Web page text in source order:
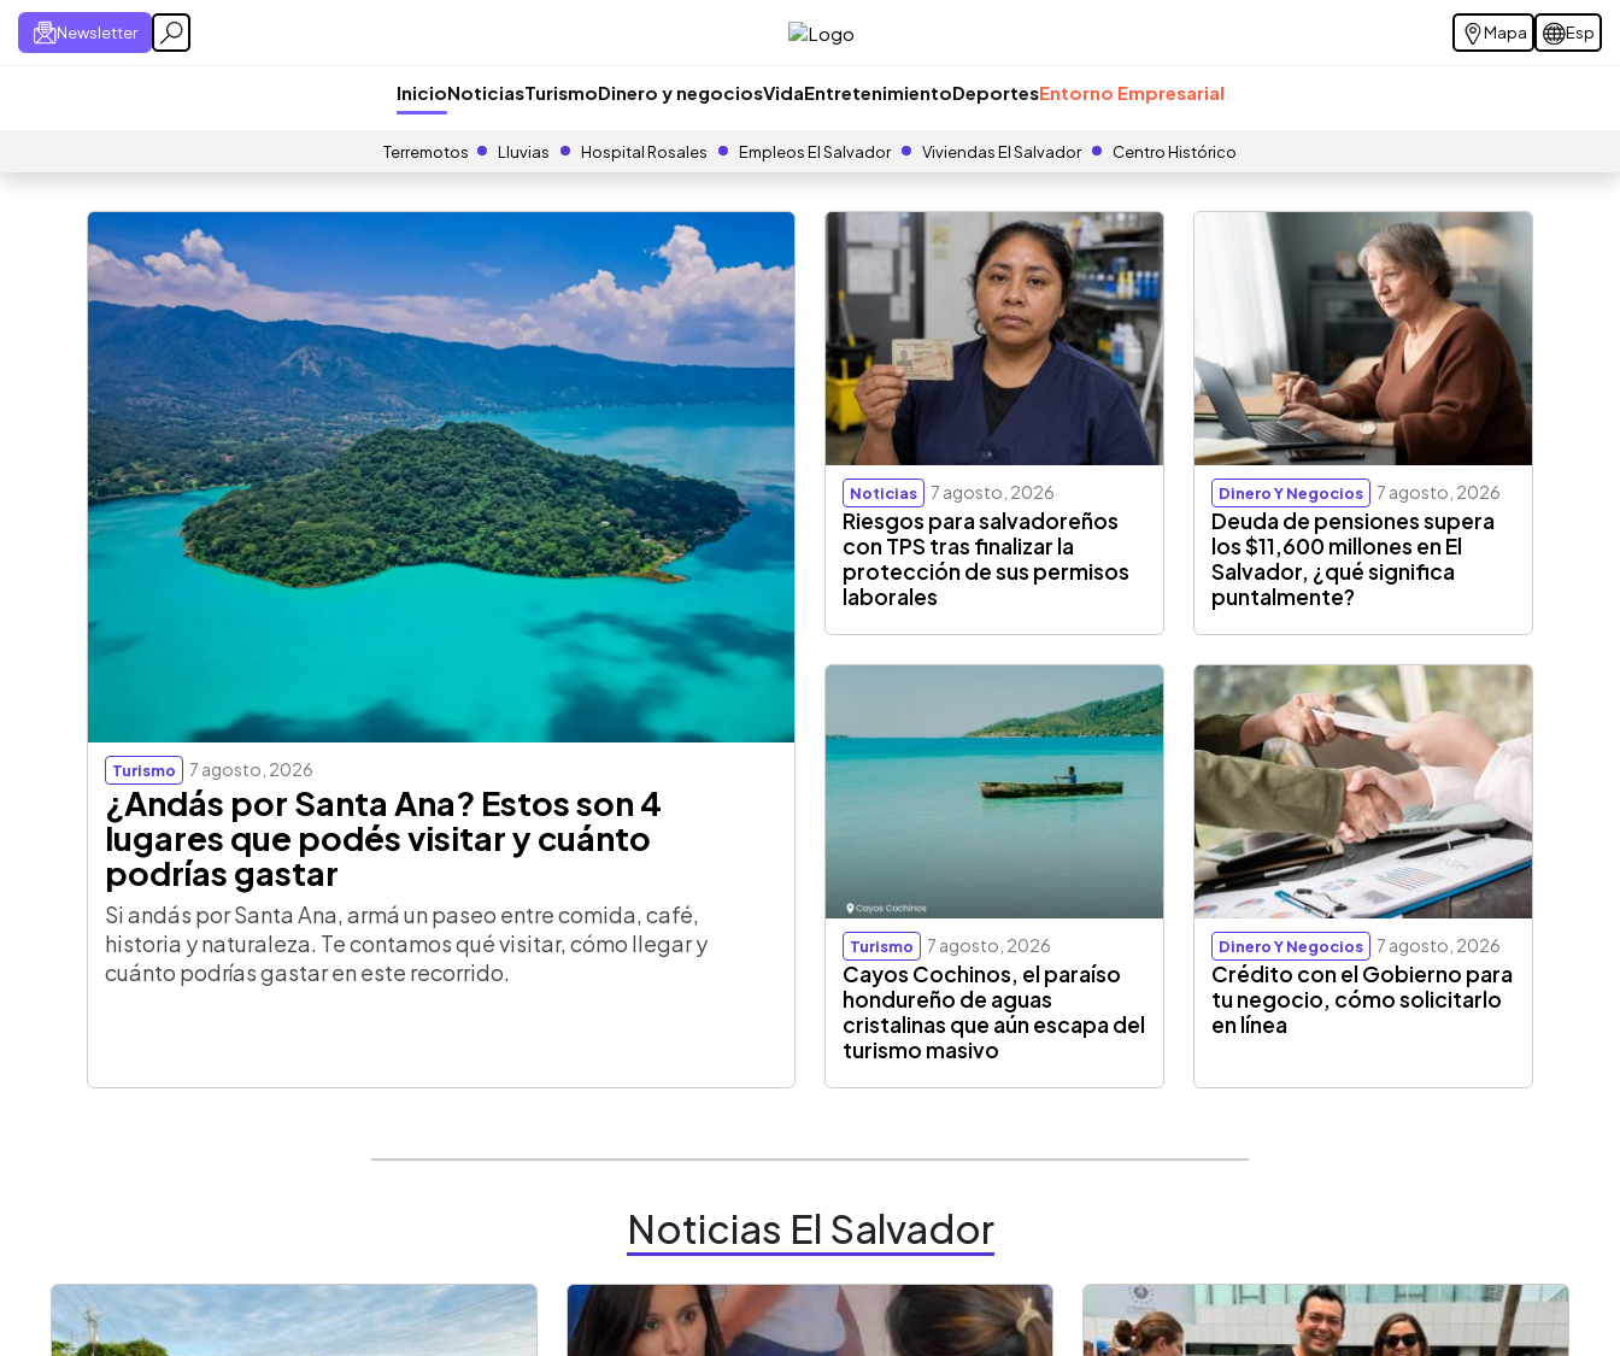
Newsletter Mapa Esp
InicioNoticiasTurismoDinero y negociosVidaEntretenimientoDeportesEntorno Empresarial
Terremotos Lluvias Hospital Rosales Empleos El Salvador Viviendas El Salvador Centro Histórico
Turismo 7 agosto, 2026
¿Andás por Santa Ana? Estos son 4
lugares que podés visitar y cuánto
podrías gastar
Si andás por Santa Ana, armá un paseo entre comida, café,
historia y naturaleza. Te contamos qué visitar, cómo llegar y
cuánto podrías gastar en este recorrido.
Noticias 7 agosto, 2026
Riesgos para salvadoreños
con TPS tras finalizar la
protección de sus permisos
laborales
Dinero Y Negocios 7 agosto, 2026
Deuda de pensiones supera
los $11,600 millones en El
Salvador, ¿qué significa
puntalmente?
Turismo 7 agosto, 2026
Cayos Cochinos, el paraíso
hondureño de aguas
cristalinas que aún escapa del
turismo masivo
Dinero Y Negocios 7 agosto, 2026
Crédito con el Gobierno para
tu negocio, cómo solicitarlo
en línea
Noticias El Salvador